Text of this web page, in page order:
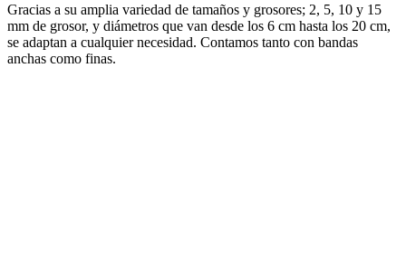
Gracias a su amplia variedad de tamaños y grosores; 2, 5, 10 y 15
mm de grosor, y diámetros que van desde los 6 cm hasta los 20 cm,
se adaptan a cualquier necesidad. Contamos tanto con bandas
anchas como finas.